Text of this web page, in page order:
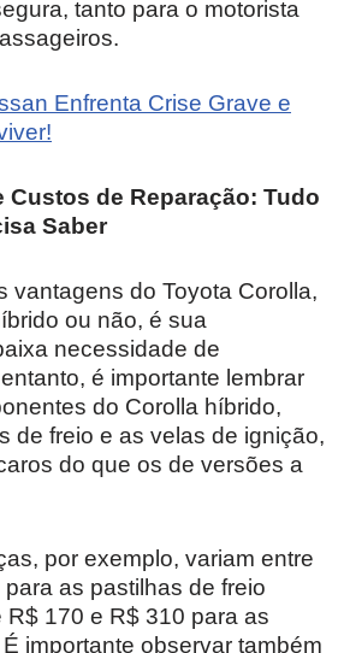
tanto para o motorista
Enfrenta Crise Grave e
Custos de Reparação: Tudo
Saber
vantagens do Toyota Corolla,
ou não, é sua
necessidade de
é importante lembrar
do Corolla híbrido,
de freio e as velas de ignição,
do que os de versões a
por exemplo, variam entre
as pastilhas de freio
R$ 170 e R$ 310 para as
importante observar também